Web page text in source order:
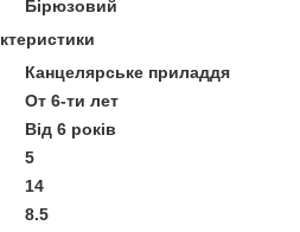
Бірюзовий
Канцелярське приладдя
От 6-ти лет
Від 6 років
5
14
8.5